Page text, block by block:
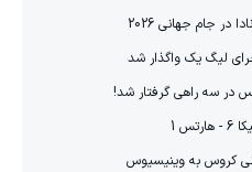
در جام جهانی 2026
لیگ یک واگذار شد
در سه راهی گرفتار شد!
1
کروس به وینیسیوس